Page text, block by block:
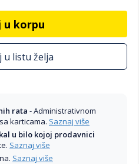
u korpu
u listu želja
rata - Administrativnom
karticama. Saznaj više
u bilo kojoj prodavnici
Saznaj više
Saznaj više